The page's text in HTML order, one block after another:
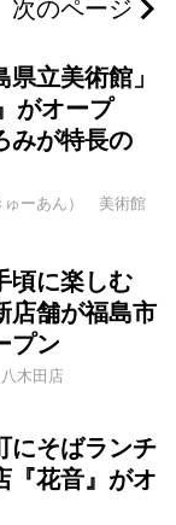
いわき市
市
次のページ
立美術館」
がオープ
みが特長の
ゅーあん） 美術館
頃に楽しむ
店舗が福島市
プン
木田店
にそばランチ
『花音』がオ